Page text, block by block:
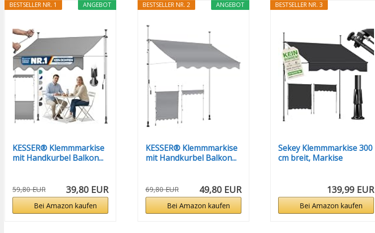
ANGEBOT
BESTSELLER NR. 1
KESSER® Klemmmarkise
mit Handkurbel Balkon...
59,80 EUR 39,80 EUR
Bei Amazon kaufen
ANGEBOT
BESTSELLER NR. 2
KESSER® Klemmmarkise
mit Handkurbel Balkon...
69,80 EUR 49,80 EUR
Bei Amazon kaufen
BESTSELLER NR. 3
Sekey Klemmmarkise 300
cm breit, Markise
139,99 EUR
Bei Amazon kaufen